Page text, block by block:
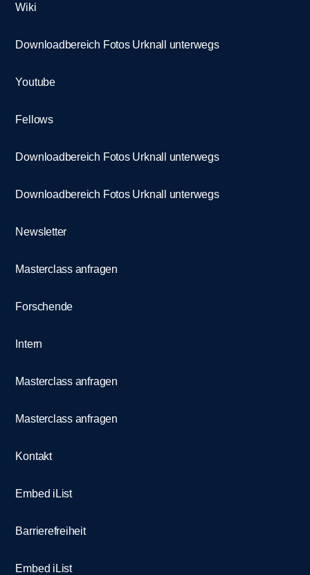
Wiki
Downloadbereich Fotos Urknall unterwegs
Youtube
Fellows
Downloadbereich Fotos Urknall unterwegs
Downloadbereich Fotos Urknall unterwegs
Newsletter
Masterclass anfragen
Forschende
Intern
Masterclass anfragen
Masterclass anfragen
Kontakt
Embed iList
Barrierefreiheit
Embed iList